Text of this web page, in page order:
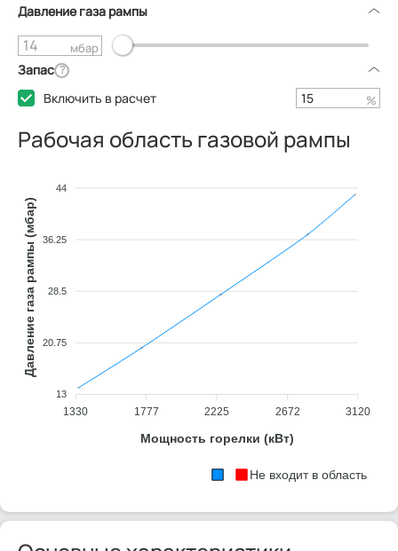
Рабочая область газовой рампы
44
36.25
28.5
20.75
13
Давление газа рампы (мбар)
1330 1777 2225 2672 3120
Мощность горелки (кВт)
Не входит в область
Давление газа рампы
мбар
Запас ?
Включить в расчет %